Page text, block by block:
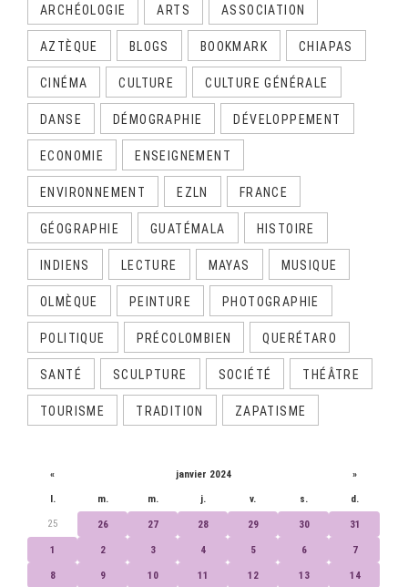
ARCHÉOLOGIE ARTS ASSOCIATION
AZTÈQUE BLOGS BOOKMARK CHIAPAS
CINÉMA CULTURE CULTURE GÉNÉRALE
DANSE DÉMOGRAPHIE DÉVELOPPEMENT
ECONOMIE ENSEIGNEMENT
ENVIRONNEMENT EZLN FRANCE
GÉOGRAPHIE GUATÉMALA HISTOIRE
INDIENS LECTURE MAYAS MUSIQUE
OLMÈQUE PEINTURE PHOTOGRAPHIE
POLITIQUE PRÉCOLOMBIEN QUERÉTARO
SANTÉ SCULPTURE SOCIÉTÉ THÉÂTRE
TOURISME TRADITION ZAPATISME
« janvier 2024 »
l. m. m. j. v. s. d.
25 26 27 28 29 30 31
1 2 3 4 5 6 7
8 9 10 11 12 13 14